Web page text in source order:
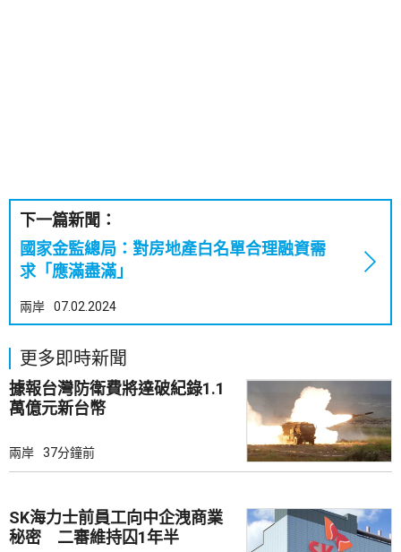
下一篇新聞：
國家金監總局：對房地產白名單合理融資需
求「應滿盡滿」
兩岸 07.02.2024
更多即時新聞
據報台灣防衛費將達破紀錄1.1
萬億元新台幣
兩岸 37分鐘前
SK海力士前員工向中企洩商業
秘密 二審維持囚1年半